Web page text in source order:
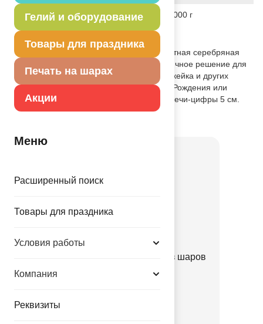
Гелий и оборудование
Товары для праздника
Печать на шарах
Акции
Меню
Расширенный поиск
Товары для праздника
Условия работы
Компания
Реквизиты
Вес 6.000 г
Описание товара
Декоративное украшение стола. Элегантная серебряная
свеча на пике в форме цифры "3" - отличное решение для
украшения бенто-торта, пирожного, капкейка и других
десертов небольшого размера на День Рождения или
другое праздничное событие. Высота свечи-цифры 5 см.
Набор Арка серебряная из шаров